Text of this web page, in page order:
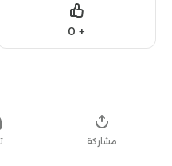
+
0
Like
مشاركة